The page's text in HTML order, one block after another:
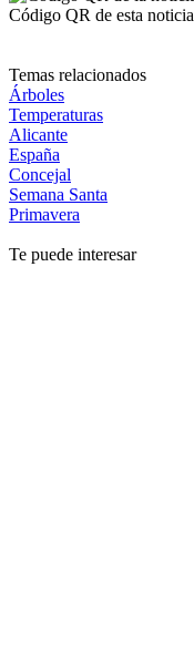
Código QR de esta noticia
Temas relacionados
Árboles
Temperaturas
Alicante
España
Concejal
Semana Santa
Primavera
Te puede interesar